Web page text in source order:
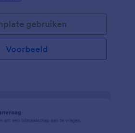
gebruiken
Voorbeeld